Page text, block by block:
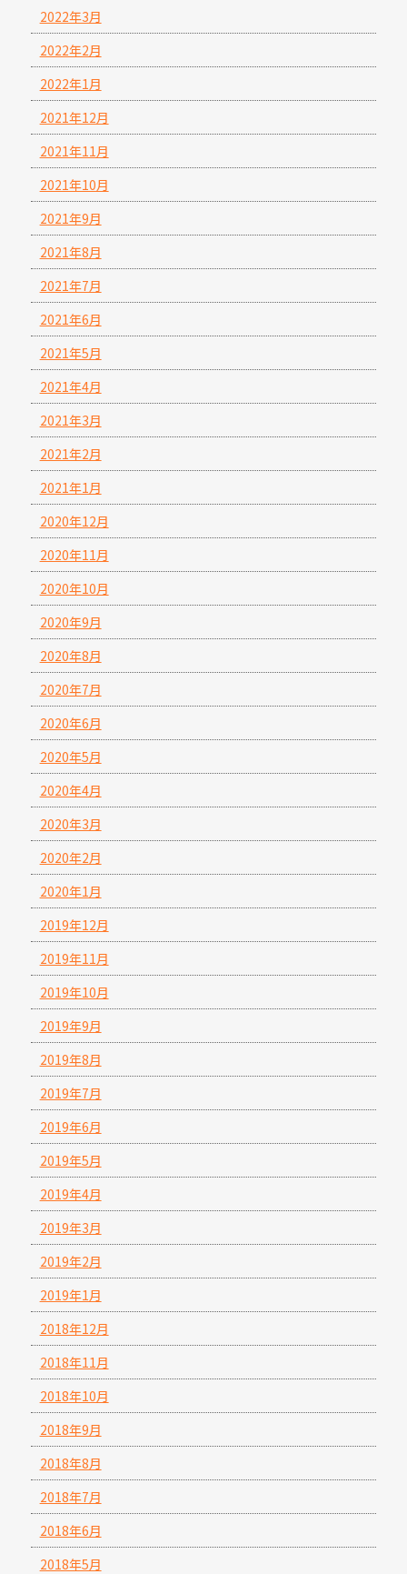
2022年3月
2022年2月
2022年1月
2021年12月
2021年11月
2021年10月
2021年9月
2021年8月
2021年7月
2021年6月
2021年5月
2021年4月
2021年3月
2021年2月
2021年1月
2020年12月
2020年11月
2020年10月
2020年9月
2020年8月
2020年7月
2020年6月
2020年5月
2020年4月
2020年3月
2020年2月
2020年1月
2019年12月
2019年11月
2019年10月
2019年9月
2019年8月
2019年7月
2019年6月
2019年5月
2019年4月
2019年3月
2019年2月
2019年1月
2018年12月
2018年11月
2018年10月
2018年9月
2018年8月
2018年7月
2018年6月
2018年5月